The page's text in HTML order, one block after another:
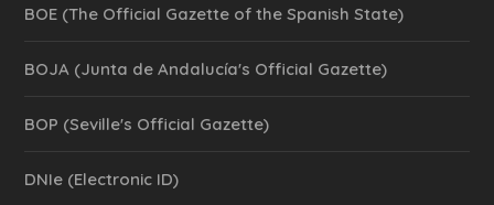
BOE (The Official Gazette of the Spanish State)
BOJA (Junta de Andalucía's Official Gazette)
BOP (Seville's Official Gazette)
DNIe (Electronic ID)